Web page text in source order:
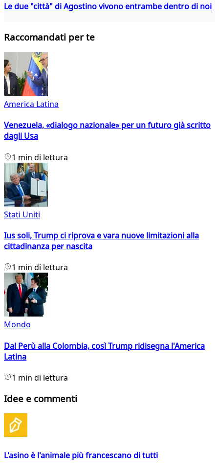
Le due "città" di Agostino vivono entrambe dentro di noi
Raccomandati per te
America Latina
Venezuela, «dialogo nazionale» per un futuro già scritto
dagli Usa
1 min di lettura
Stati Uniti
Ius soli, Trump ci riprova e vara nuove limitazioni alla
cittadinanza per nascita
1 min di lettura
Mondo
Dal Perù alla Colombia, così Trump ridisegna l'America
Latina
1 min di lettura
Idee e commenti
L'asino è l'animale più francescano di tutti